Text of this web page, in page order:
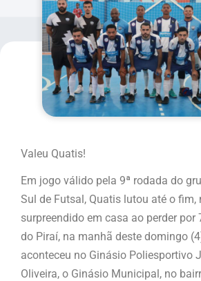
Valeu Quatis!
Em jogo válido pela 9ª rodada do
Sul de Futsal, Quatis lutou até o fim,
surpreendido em casa ao perder por
do Piraí, na manhã deste domingo
aconteceu no Ginásio Poliesportivo
Oliveira, o Ginásio Municipal, no